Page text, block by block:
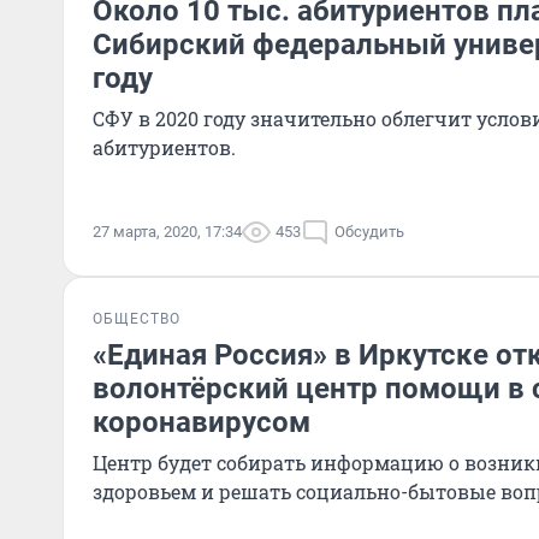
Около 10 тыс. абитуриентов
Сибирский федеральный
году
СФУ в 2020 году значительно облегчит
абитуриентов.
27 марта, 2020, 17:34 453 Обсудить
ОБЩЕСТВО
«Единая Россия» в Иркутске
волонтёрский центр помощи в
коронавирусом
Центр будет собирать информацию о
здоровьем и решать социально-бытовые